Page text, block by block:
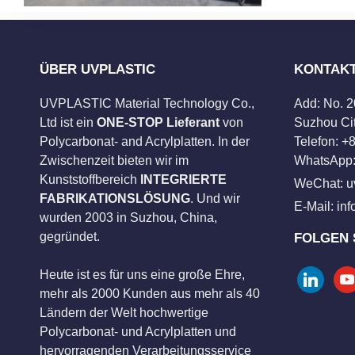
ÜBER UVPLASTIC
UVPLASTIC Material Technology Co.,
Ltd ist ein ONE-STOP Lieferant von
Polycarbonat- and Acrylplatten. In der
Zwischenzeit bieten wir im
Kunststoffbereich
INTEGRIERTE
FABRIKATIONSLÖSUNG. Und wir
wurden 2003 in Suzhou, China,
gegründet.
Heute ist es für uns eine große Ehre,
mehr als 2000 Kunden aus mehr als 40
Ländern der Welt hochwertige
Polycarbonat- und Acrylplatten und
hervorragenden Verarbeitungsservice
Add: No.
Suzhou
Telefon:
WeChat:
E-Mail:
FOLGEN
linkedin